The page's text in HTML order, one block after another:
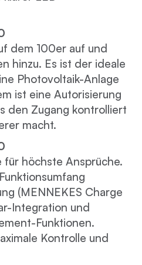
dem 100er auf und
hinzu. Es ist der ideale
Photovoltaik-Anlage
ist eine Autorisierung
den Zugang kontrolliert
macht.
für höchste Ansprüche.
(MENNEKES Charge
Integration und
Funktionen.
Kontrolle und